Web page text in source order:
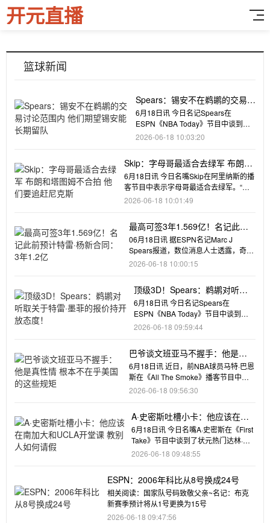
开元直播
篮球新闻
Spears：锡安不在鹈鹕的交易讨
论范围内 他们期望锡安能长期
留队
6月18日讯 今日名记Spears在
ESPN《NBA Today》节目中谈到了
鹈鹕。Spears在节
2026-06-18 10:03:20
Skip：字母哥最适合去绿军 布朗和
塔图姆不合拍 他们要追赶尼克斯
6月18日讯 今日名嘴Skip在阿里纳斯的播
客节目中表示字母哥最适合去绿军。“对
于字母哥来说，最适合
2026-06-18 10:01:49
最高可签3年1.569亿！名记此前
预计特雷·杨新合同：3年1.2亿
06月18日讯 据ESPN名记Marc J
Spears报道，数位消息人士透露，奇才
球星特雷·杨计划
2026-06-18 10:00:15
顶级3D！Spears：鹈鹕对听取
关于特雷·墨菲的报价持开放态
度！
6月18日讯 今日名记Spears在
ESPN《NBA Today》节目中谈到了
鹈鹕。Spears表示
2026-06-18 09:59:44
巴爷谈文班亚马不握手：他是真
性情 根本不在乎美国的这些规矩
6月18日讯 近日，前NBA球员马特·巴恩
斯在《All The Smoke》播客节目中，
谈到了圣安东
2026-06-18 09:56:30
A·史密斯吐槽小卡：他应该在南
加大和UCLA开堂课 教别人如何
请假
6月18日讯 今日名嘴A·史密斯在《First
Take》节目中谈到了状元热门达林·彼
得森以及快船球
2026-06-18 09:48:55
ESPN：2006年科比从8号换成24号
相关阅读：国家队号码致敬父亲~名记：布克
新赛季预计将从1号更换为15号
2026-06-18 09:47:56